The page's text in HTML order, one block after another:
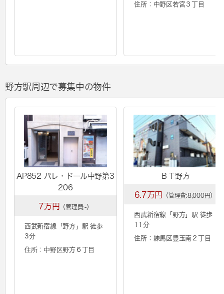
住所：中野区若宮３丁目
野方駅周辺で募集中の物件
AP852 パレ・ドール中野第3
206
7万円 （管理費:-）
西武新宿線「 野方」駅 徒歩
3分
住所：中野区野方６丁目
ＢＴ野方
6.7万円 （管理費:8,000円）
西武新宿線「 野方」駅 徒歩
11分
住所：練馬区豊玉南２丁目